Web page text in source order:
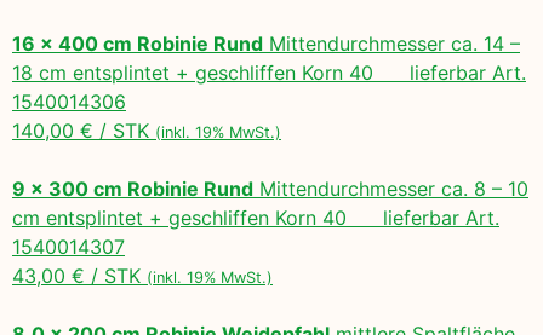
16 x 400 cm Robinie Rund Mittendurchmesser ca. 14 –
18 cm entsplintet + geschliffen Korn 40 lieferbar Art.
1540014306
140,00 € / STK (inkl. 19% MwSt.)
9 x 300 cm Robinie Rund Mittendurchmesser ca. 8 – 10
cm entsplintet + geschliffen Korn 40 lieferbar Art.
1540014307
43,00 € / STK (inkl. 19% MwSt.)